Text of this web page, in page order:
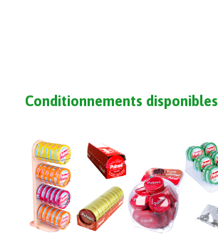
Conditionnements disponibles